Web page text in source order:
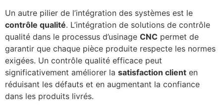
Un autre pilier de l’intégration des systèmes est le
contrôle qualité. L’intégration de solutions de contrôle
qualité dans le processus d’usinage CNC permet de
garantir que chaque pièce produite respecte les normes
exigées. Un contrôle qualité efficace peut
significativement améliorer la satisfaction client en
réduisant les défauts et en augmentant la confiance
dans les produits livrés.